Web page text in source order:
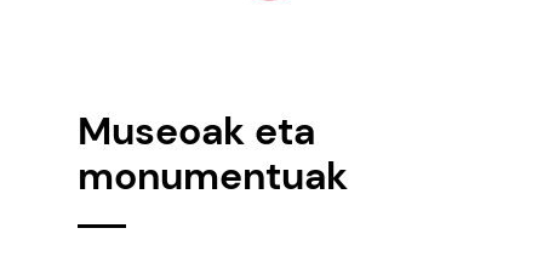
Museoak eta
monumentuak